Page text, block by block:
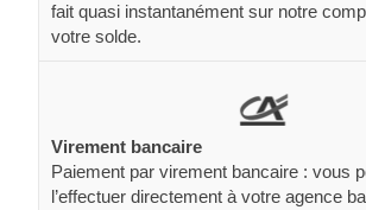
fait quasi instantanément sur notre
votre solde.
Virement bancaire
Paiement par virement bancaire : vous
l’effectuer directement à votre agence